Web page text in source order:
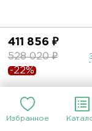
Избранное
411 856 ₽
528 020 ₽
-22%